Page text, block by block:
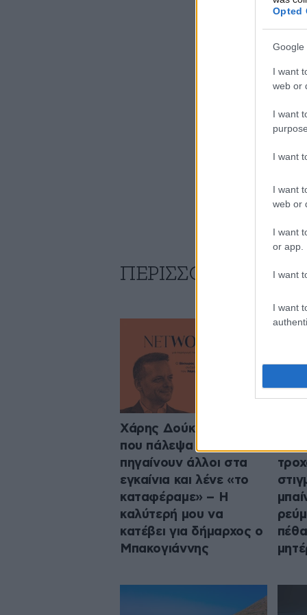
Opted
Google
I want
web or
I want
I want
I want
web or
I want
or app.
I want
I want
ΠΕΡΙΣΣΟΤΕΡΑ
Χάρης Δούκας: Έργα
που πάλεψα να γίνουν,
πηγαίνουν άλλοι στα
εγκαίνια και λένε «το
καταφέραμε» – Η
καλύτερή μου να
κατέβει για δήμαρχος ο
Μπακογιάννης